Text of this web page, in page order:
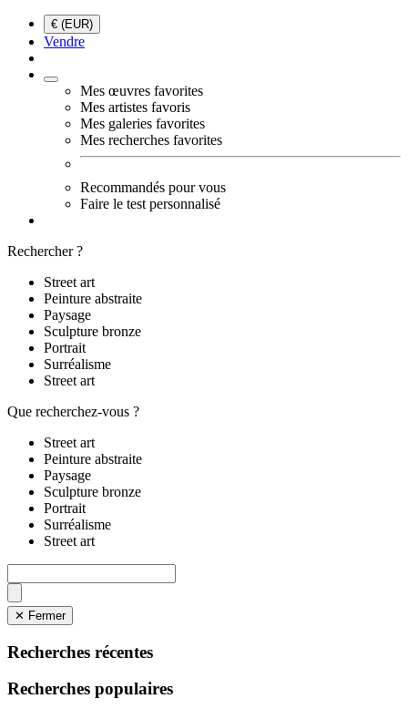
€ (EUR)
Vendre
Mes œuvres favorites
Mes artistes favoris
Mes galeries favorites
Mes recherches favorites
Recommandés pour vous
Faire le test personnalisé
Rechercher ?
Street art
Peinture abstraite
Paysage
Sculpture bronze
Portrait
Surréalisme
Street art
Que recherchez-vous ?
Street art
Peinture abstraite
Paysage
Sculpture bronze
Portrait
Surréalisme
Street art
✕ Fermer
Recherches récentes
Recherches populaires